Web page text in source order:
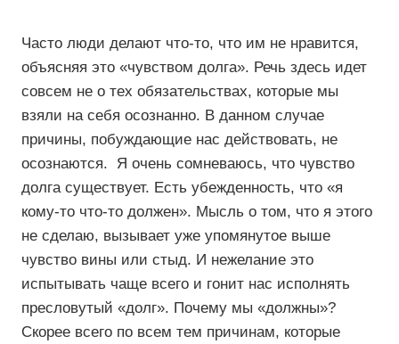
Часто люди делают что-то, что им не нравится,
объясняя это «чувством долга». Речь здесь идет
совсем не о тех обязательствах, которые мы
взяли на себя осознанно. В данном случае
причины, побуждающие нас действовать, не
осознаются. Я очень сомневаюсь, что чувство
долга существует. Есть убежденность, что «я
кому-то что-то должен». Мысль о том, что я этого
не сделаю, вызывает уже упомянутое выше
чувство вины или стыд. И нежелание это
испытывать чаще всего и гонит нас исполнять
пресловутый «долг». Почему мы «должны»?
Скорее всего по всем тем причинам, которые